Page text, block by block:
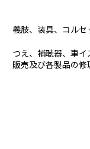
義肢、装具、コルセ
つえ、補聴器、車イ
販売及び各製品の修